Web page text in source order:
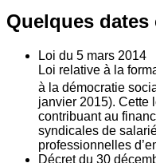
Quelques dates
Loi du 5 mars 2014
Loi relative à la
à la démocratie
janvier 2015). Cette
contribuant au
syndicales de
professionnelles
Décret du 30